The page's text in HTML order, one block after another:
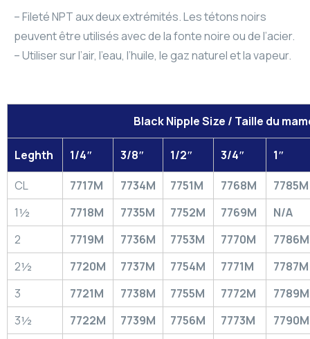
– Fileté NPT aux deux extrémités. Les tétons noirs
peuvent être utilisés avec de la fonte noire ou de l’acier.
– Utiliser sur l’air, l’eau, l’huile, le gaz naturel et la vapeur.
Black Nipple Size / Taille du
Leghth 1/4″ 3/8″ 1/2″ 3/4″
1″
CL
7717M 7734M 7751M 7768M
7785M
1½
7718M 7735M 7752M 7769M
N/A
2
7719M 7736M 7753M 7770M
2½
7720M 7737M 7754M 7771M
7787M
3
7721M 7738M 7755M 7772M
7789M
3½
7722M 7739M 7756M 7773M
7790M